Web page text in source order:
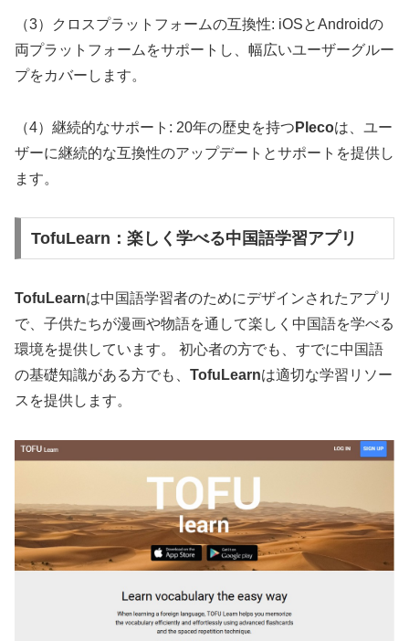
（3）クロスプラットフォームの互換性: iOSとAndroidの
両プラットフォームをサポートし、幅広いユーザーグルー
プをカバーします。
（4）継続的なサポート: 20年の歴史を持つ Plecoは、ユー
ザーに継続的な互換性のアップデートとサポートを提供し
ます。
TofuLearn：楽しく学べる中国語学習アプリ
TofuLearnは中国語学習者のためにデザインされたアプリ
で、子供たちが漫画や物語を通して楽しく中国語を学べる
環境を提供しています。 初心者の方でも、すでに中国語
の基礎知識がある方でも、 TofuLearnは適切な学習リソー
スを提供します。